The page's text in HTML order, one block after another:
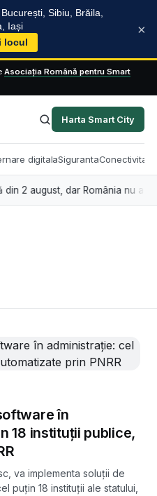
Sibiu, Brăila,
Iași
locul
×
Asociația Română pentru Smart
Harta Smart City
digitalaSigurantaConectivitate
august, dar România nu are
în
18 instituții publice,
va implementa soluții de
puțin 18 instituții ale statului,